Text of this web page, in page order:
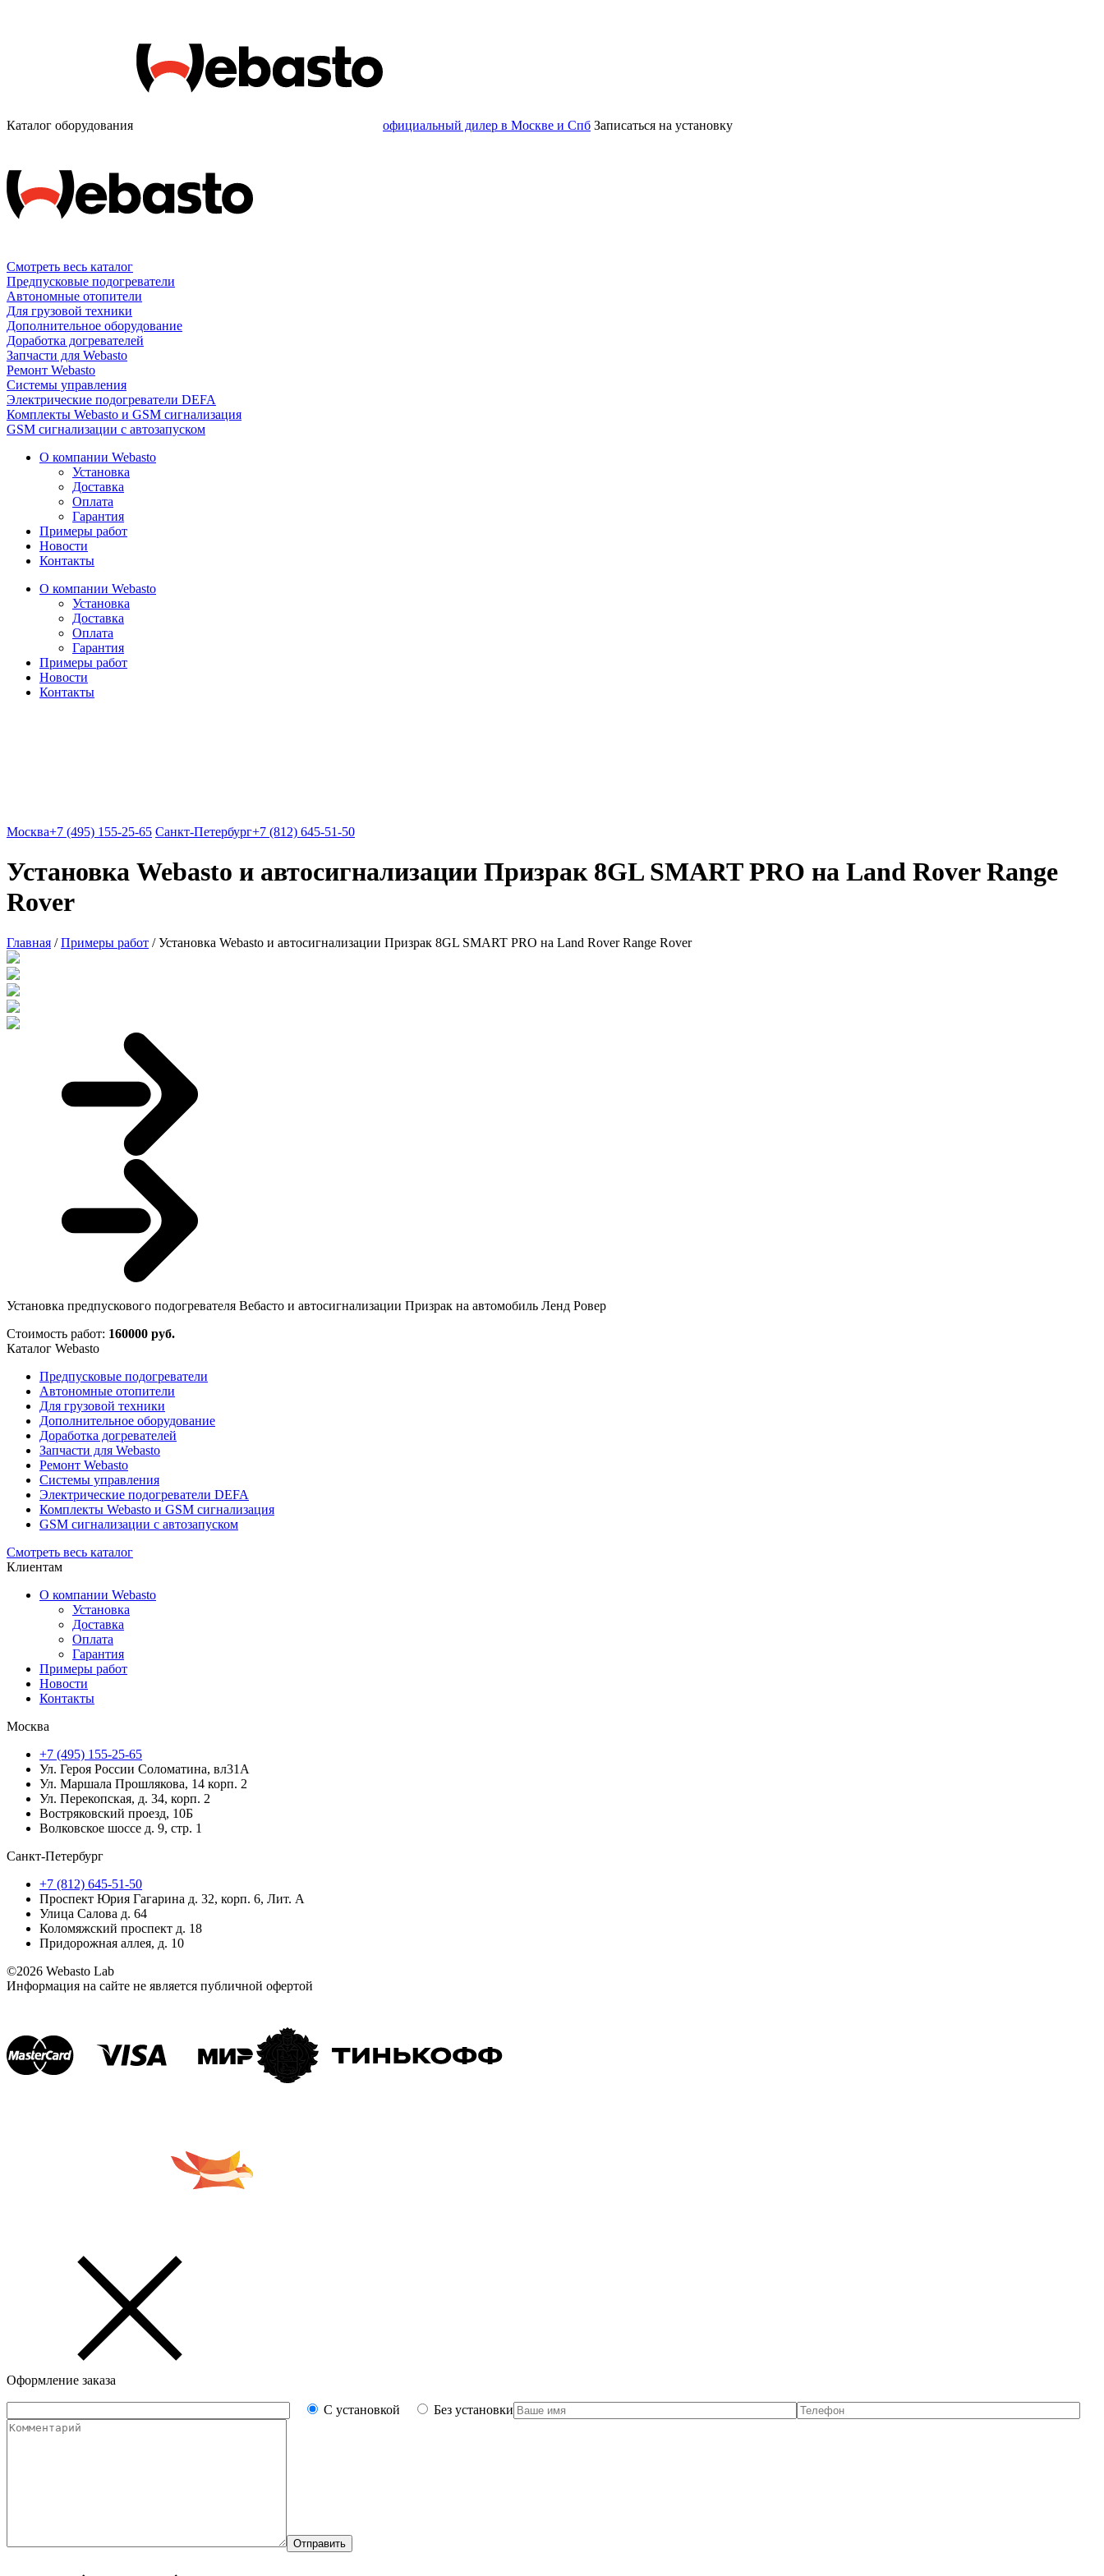
Каталог оборудования официальный дилер в Москве и Спб Записаться на установку
Смотреть весь каталог
Предпусковые подогреватели
Автономные отопители
Для грузовой техники
Дополнительное оборудование
Доработка догревателей
Запчасти для Webasto
Ремонт Webasto
Системы управления
Электрические подогреватели DEFA
Комплекты Webasto и GSM сигнализация
GSM сигнализации с автозапуском
О компании Webasto
Установка
Доставка
Оплата
Гарантия
Примеры работ
Новости
Контакты
О компании Webasto
Установка
Доставка
Оплата
Гарантия
Примеры работ
Новости
Контакты
Москва+7 (495) 155-25-65 Санкт-Петербург+7 (812) 645-51-50
Установка Webasto и автосигнализации Призрак 8GL SMART PRO на Land Rover Range
Rover
Главная / Примеры работ / Установка Webasto и автосигнализации Призрак 8GL SMART PRO на Land Rover Range Rover
Установка предпускового подогревателя Вебасто и автосигнализации Призрак на автомобиль Ленд Ровер
Стоимость работ: 160000 руб.
Каталог Webasto
Предпусковые подогреватели
Автономные отопители
Для грузовой техники
Дополнительное оборудование
Доработка догревателей
Запчасти для Webasto
Ремонт Webasto
Системы управления
Электрические подогреватели DEFA
Комплекты Webasto и GSM сигнализация
GSM сигнализации с автозапуском
Смотреть весь каталог
Клиентам
О компании Webasto
Установка
Доставка
Оплата
Гарантия
Примеры работ
Новости
Контакты
Москва
+7 (495) 155-25-65
Ул. Героя России Соломатина, вл31А
Ул. Маршала Прошлякова, 14 корп. 2
Ул. Перекопская, д. 34, корп. 2
Востряковский проезд, 10Б
Волковское шоссе д. 9, стр. 1
Санкт-Петербург
+7 (812) 645-51-50
Проспект Юрия Гагарина д. 32, корп. 6, Лит. А
Улица Салова д. 64
Коломяжский проспект д. 18
Придорожная аллея, д. 10
©2026 Webasto Lab
Информация на сайте не является публичной офертой
Оформление заказа
С установкой Без установки